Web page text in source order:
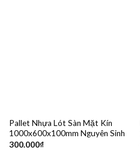
Pallet Nhựa Lót Sàn Mặt Kín
1000x600x100mm Nguyên Sinh
300.000₫